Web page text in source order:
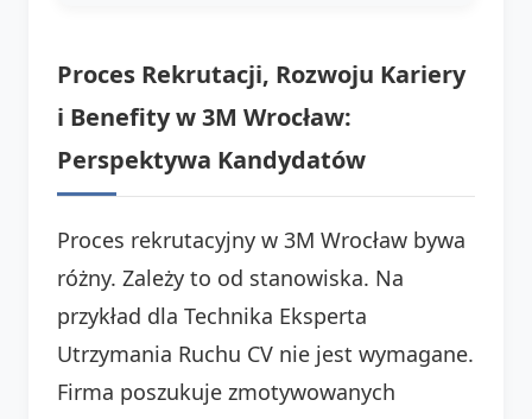
Proces Rekrutacji, Rozwoju Kariery
i Benefity w 3M Wrocław:
Perspektywa Kandydatów
Proces rekrutacyjny w 3M Wrocław bywa
różny. Zależy to od stanowiska. Na
przykład dla Technika Eksperta
Utrzymania Ruchu CV nie jest wymagane.
Firma poszukuje zmotywowanych